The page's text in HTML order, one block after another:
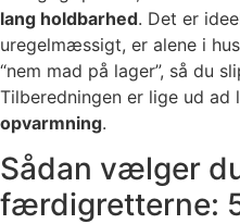
lang holdbarhed. Det er
uregelmæssigt, er alene i
“nem mad på lager”, så du
Tilberedningen er lige ud ad
opvarmning.
Sådan vælger
færdigretterne: